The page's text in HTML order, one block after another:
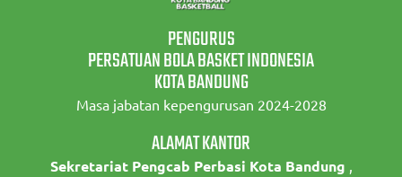
PENGURUS
PERSATUAN BOLA BASKET INDONESIA
KOTA BANDUNG
Masa jabatan kepengurusan 2024-2028
ALAMAT KANTOR
Sekretariat Pengcab Perbasi Kota Bandung ,